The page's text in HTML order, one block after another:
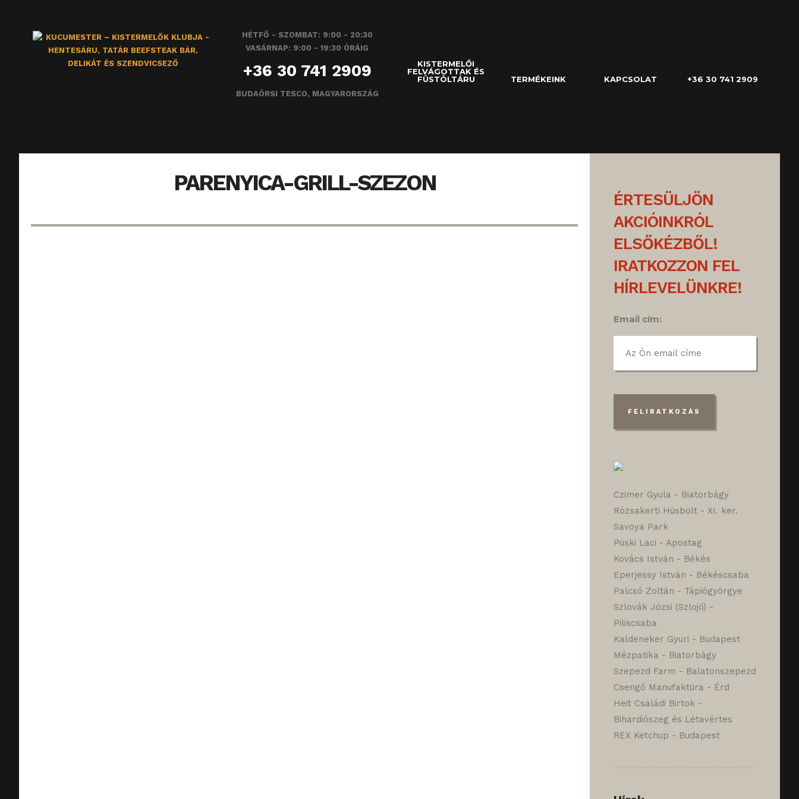
HÉTFŐ - SZOMBAT: 9:00 - 20:30
VASÁRNAP: 9:00 - 19:30 ÓRÁIG
+36 30 741 2909
BUDAÖRSI TESCO, MAGYARORSZÁG
KISTERMELŐI
FELVÁGOTTAK ÉS
FÜSTÖLTÁRU
TERMÉKEINK KAPCSOLAT +36 30 741 2909
PARENYICA-GRILL-SZEZON
ÉRTESÜLJÖN
AKCIÓINKRÓL
ELSŐKÉZBŐL!
IRATKOZZON FEL
HÍRLEVELÜNKRE!
Email cím:
Czimer Gyula - Biatorbágy
Rózsakerti Húsbolt - XI. ker.
Savoya Park
Püski Laci - Apostag
Kovács István - Békés
Eperjessy István - Békéscsaba
Palcsó Zoltán - Tápiógyörgye
Szlovák Józsi (Szlojó) -
Piliscsaba
Kaldeneker Gyuri - Budapest
Mézpatika - Biatorbágy
Szepezd Farm - Balatonszepezd
Csengő Manufaktúra - Érd
Heit Családi Birtok -
Bihardiószeg és Létavértes
REX Ketchup - Budapest